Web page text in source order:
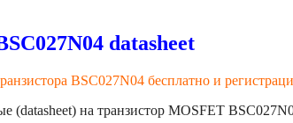
datasheet
BSC027N04 бесплатно и
(datasheet) на транзистор MOSFET